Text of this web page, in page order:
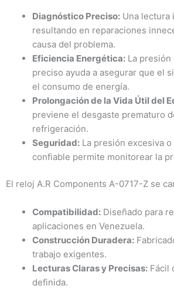
Diagnóstico Preciso: Una lectura
resultando en reparaciones
causa del problema.
Eficiencia Energética: La
preciso ayuda a asegurar que el
el consumo de energía.
Prolongación de la Vida Útil del
previene el desgaste prematuro
refrigeración.
Seguridad: La presión excesiva
confiable permite monitorear la
El reloj A.R Components A-0717-Z se
Compatibilidad: Diseñado para
aplicaciones en Venezuela.
Construcción Duradera:
trabajo exigentes.
Lecturas Claras y Precisas: Fácil
definida.